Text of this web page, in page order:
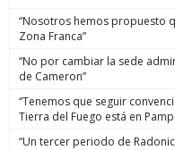
“Nosotros hemos propuesto
Zona Franca”
“No por cambiar la sede
de Cameron”
“Tenemos que seguir
Tierra del Fuego está en
“Un tercer periodo de